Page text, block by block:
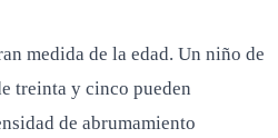
medida de la edad. Un niño de
treinta y cinco pueden
de abrumamiento